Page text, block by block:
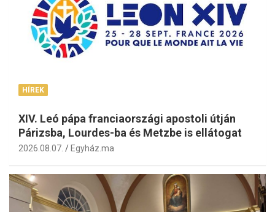
HÍREK
XIV. Leó pápa franciaországi apostoli útján
Párizsba, Lourdes-ba és Metzbe is ellátogat
2026.08.07. Egyház.ma